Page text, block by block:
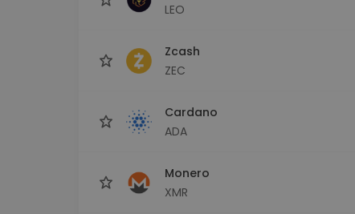
LEO
Zcash
ZEC
Cardano
ADA
Monero
XMR